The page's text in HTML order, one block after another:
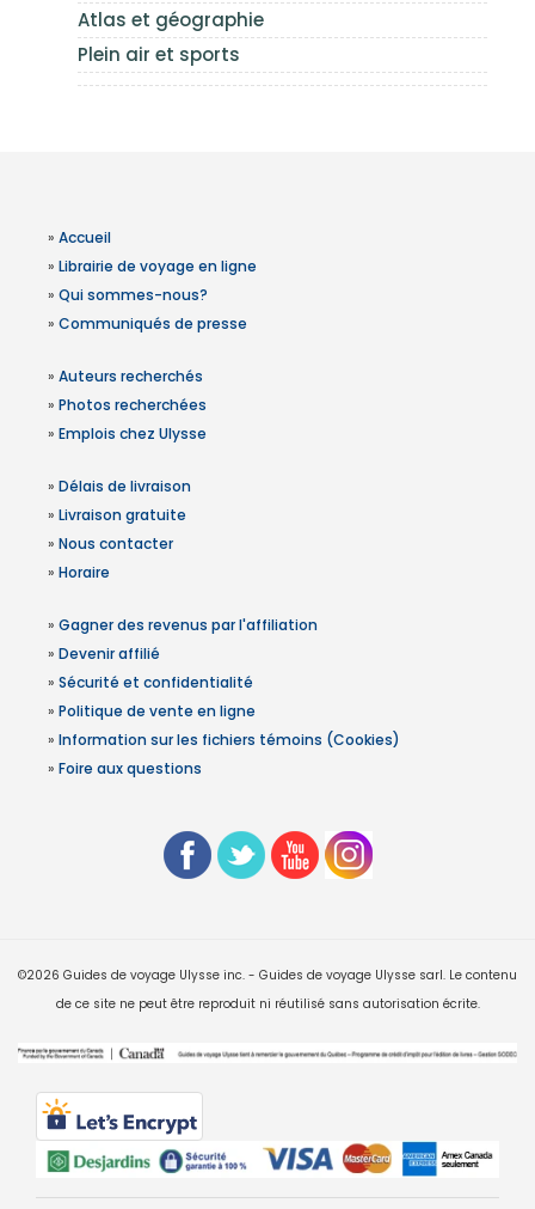
Atlas et géographie
Plein air et sports
» Accueil
» Librairie de voyage en ligne
» Qui sommes-nous?
» Communiqués de presse
» Auteurs recherchés
» Photos recherchées
» Emplois chez Ulysse
» Délais de livraison
» Livraison gratuite
» Nous contacter
» Horaire
» Gagner des revenus par l'affiliation
» Devenir affilié
» Sécurité et confidentialité
» Politique de vente en ligne
» Information sur les fichiers témoins (Cookies)
» Foire aux questions
©2026 Guides de voyage Ulysse inc. - Guides de voyage Ulysse sarl. Le contenu
de ce site ne peut être reproduit ni réutilisé sans autorisation écrite.